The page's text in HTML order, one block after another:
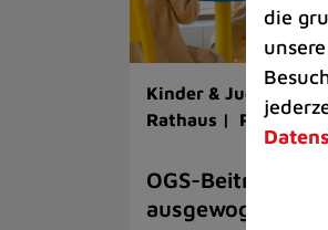
Kinder & Jugend |
Rathaus |
Politik
OGS-Beiträge
ausgewogen
die